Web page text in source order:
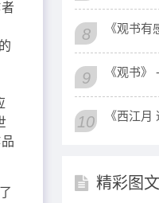
8 《观书有
9 《观书》
10 《西江
精彩图文